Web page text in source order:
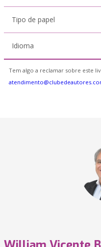
Tipo de papel
Idioma
Tem algo a reclamar sobre este